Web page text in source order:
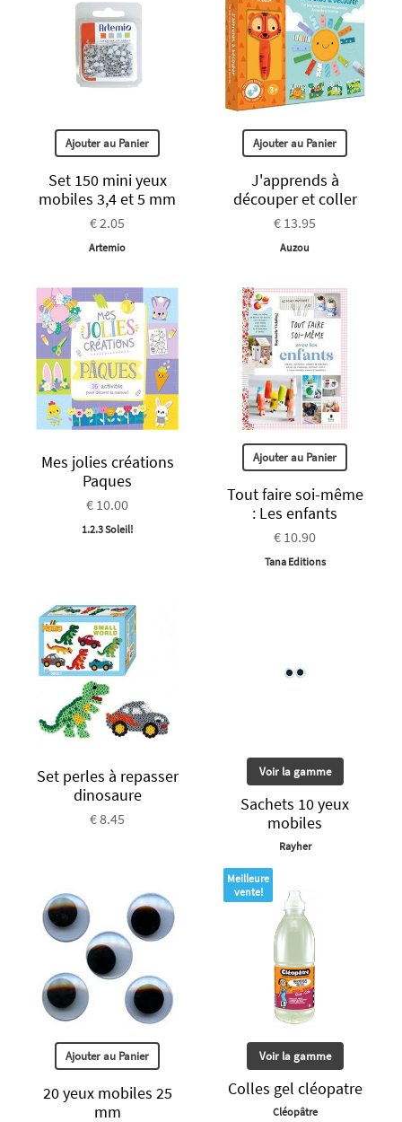
Ajouter au Panier
Set 150 mini yeux
mobiles 3,4 et 5 mm
€ 2.05
Artemio
Ajouter au Panier
J'apprends à
découper et coller
€ 13.95
Auzou
Mes jolies créations
Paques
€ 10.00
1.2.3 Soleil!
Ajouter au Panier
Tout faire soi-même
: Les enfants
€ 10.90
Tana Editions
Set perles à repasser
dinosaure
€ 8.45
Voir la gamme
Sachets 10 yeux
mobiles
Rayher
Ajouter au Panier
20 yeux mobiles 25
mm
Meilleure
vente!
Voir la gamme
Colles gel cléopatre
Cléopâtre